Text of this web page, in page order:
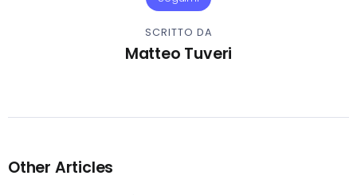
SCRITTO DA
Matteo Tuveri
Other Articles